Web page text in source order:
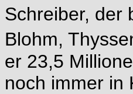
Schreiber, der
Blohm,
er 23,5
noch immer in